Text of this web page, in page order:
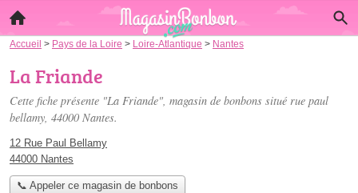
Accueil > Pays de la Loire > Loire-Atlantique > Nantes
La Friande
Cette fiche présente "La Friande", magasin de bonbons situé rue paul
bellamy, 44000 Nantes.
12 Rue Paul Bellamy
44000 Nantes
📞 Appeler ce magasin de bonbons